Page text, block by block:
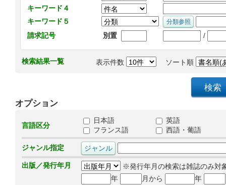
キーワード４
キーワード５
請求記号
別置 /
検索結果一覧 表示件数 ソート順
オプション
言語区分
日本語
英語
フランス語
西語・葡語
ジャンル指定
出版／発行年月
※発行年月の検索は雑誌のみ対
年
月から 年